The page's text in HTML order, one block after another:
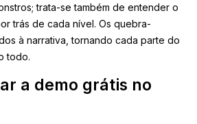
trata-se também de entender o
trás de cada nível. Os quebra-
à narrativa, tornando cada parte do
todo.
a demo grátis no